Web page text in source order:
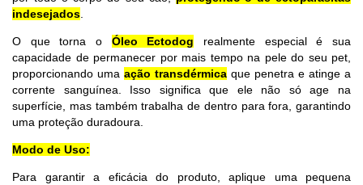
indesejados.
O que torna o Óleo Ectodog realmente especial é sua
capacidade de permanecer por mais tempo na pele do seu pet,
proporcionando uma ação transdérmica que penetra e atinge a
corrente sanguínea. Isso significa que ele não só age na
superfície, mas também trabalha de dentro para fora, garantindo
uma proteção duradoura.
Modo de Uso:
Para garantir a eficácia do produto, aplique uma pequena